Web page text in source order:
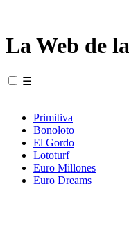
La Web de
☰
Primitiva
Bonoloto
El Gordo
Lototurf
Euro Millones
Euro Dreams